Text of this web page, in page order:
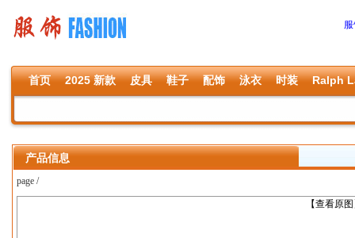
首页 2025 新款 皮具 鞋子 配饰 泳衣 时装 Ralph
产品信息
page /
【查看原
上一张